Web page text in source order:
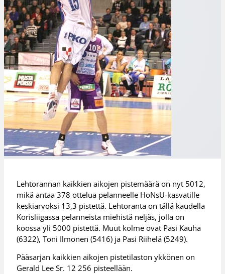
Lehtorannan kaikkien aikojen pistemäärä on nyt 5012,
mikä antaa 378 ottelua pelanneelle HoNsU-kasvatille
keskiarvoksi 13,3 pistettä. Lehtoranta on tällä kaudella
Korisliigassa pelanneista miehistä neljäs, jolla on
koossa yli 5000 pistettä. Muut kolme ovat Pasi Kauha
(6322), Toni Ilmonen (5416) ja Pasi Riihelä (5249).
Pääsarjan kaikkien aikojen pistetilaston ykkönen on
Gerald Lee Sr. 12 256 pisteellään.